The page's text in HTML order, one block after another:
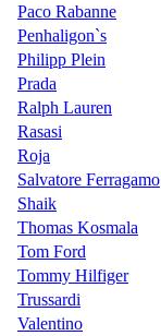
Paco Rabanne
Penhaligon`s
Philipp Plein
Prada
Ralph Lauren
Rasasi
Roja
Salvatore Ferragamo
Shaik
Thomas Kosmala
Tom Ford
Tommy Hilfiger
Trussardi
Valentino